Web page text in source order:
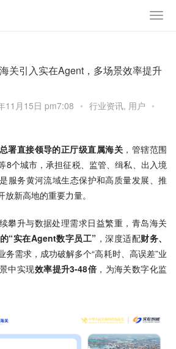
关引入实在Agent，多场景效率提升
11月15日 pm7:08 • 行业资讯, 用户 •
署直接领导的正厅级直属海关 ，管辖范围
8个城市，承担征税、监管、缉私、出入境
服务黄河流域生态保护和高质量发展、推
新高地的重要力量。
攀升与数据处理需求日益繁重，青岛海关
“实在Agent数字员工” ，深度适配财务、
务需求，成功破解多个“高耗时、高误差”业
中实现效率提升3-48倍，为海关数字化监